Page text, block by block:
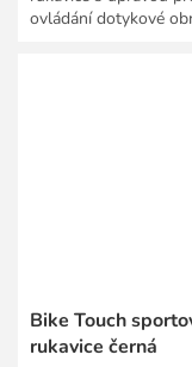
ovládání dotykové
Bike Touch
rukavice černá